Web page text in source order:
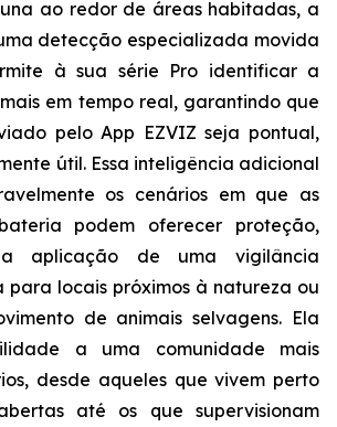
ao redor de áreas habitadas, a
detecção especializada movida
à sua série Pro identificar a
em tempo real, garantindo que
pelo App EZVIZ seja pontual,
útil. Essa inteligência adicional
os cenários em que as
podem oferecer proteção,
aplicação de uma vigilância
para locais próximos à natureza ou
de animais selvagens. Ela
a uma comunidade mais
desde aqueles que vivem perto
até os que supervisionam